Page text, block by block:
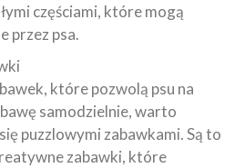
częściami, które mogą
przez psa.
które pozwolą psu na
samodzielnie, warto
puzzlowymi zabawkami. Są to
zabawki, które